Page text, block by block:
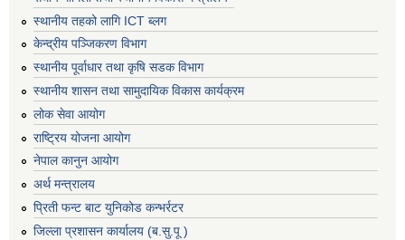
स्थानीय तहको लागि ICT ब्लग
केन्द्रीय पञ्जिकरण विभाग
स्थानीय पूर्वाधार तथा कृषि सडक विभाग
स्थानीय शासन तथा सामुदायिक विकास कार्यक्रम
लोक सेवा आयोग
राष्ट्रिय योजना आयोग
नेपाल कानुन आयोग
अर्थ मन्त्रालय
प्रिती फन्ट बाट युनिकोड कन्भर्रटर
जिल्ला प्रशासन कार्यालय (ब.सु.पू )